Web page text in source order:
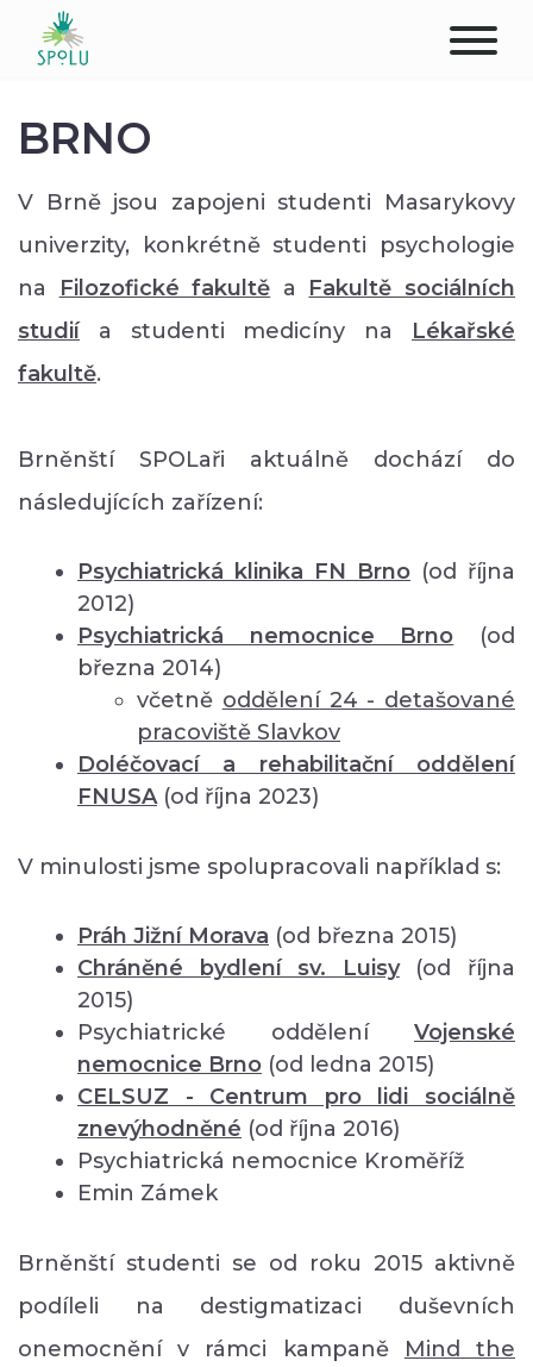
DONATE
PLACES
BRNO
V Brně jsou zapojeni studenti Masarykovy
univerzity, konkrétně studenti psychologie
na
Filozofické fakultě a Fakultě sociálních
studií
a studenti medicíny na
Lékařské
fakultě.
Brněnští SPOLaři aktuálně dochází do
následujících zařízení:
Psychiatrická klinika FN Brno (od října
2012)
Psychiatrická nemocnice Brno
(od
března 2014)
včetně oddělení24 - detašované
pracoviště Slavkov
Doléčovací a rehabilitační oddělení
FNUSA (od října 2023)
V minulosti jsme spolupracovali například s:
Práh Jižní Morava (od března 2015)
Chráněné bydlení sv. Luisy
(od října
2015)
Psychiatrické oddělení Vojenské
nemocnice Brno (od ledna 2015)
CELSUZ - Centrum pro lidi sociálně
znevýhodněné (od října 2016)
Psychiatrická nemocnice Kroměříž
Emin Zámek
Brněnští studenti se od roku 2015 aktivně
podíleli na destigmatizaci duševních
onemocnění v rámci kampaně Mind the